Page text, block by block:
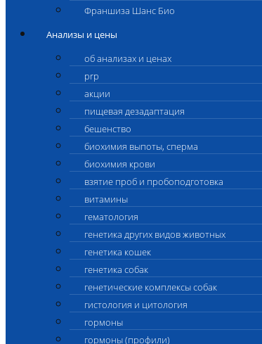
Франшиза Шанс Био
Анализы и цены
об анализах и ценах
prp
акции
пищевая дезадаптация
бешенство
биохимия выпоты, сперма
биохимия крови
взятие проб и пробоподготовка
витамины
гематология
генетика других видов животных
генетика кошек
генетика собак
генетические комплексы собак
гистология и цитология
гормоны
гормоны (профили)